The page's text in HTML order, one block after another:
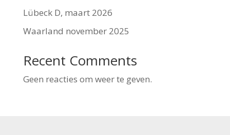
Lübeck D, maart 2026
Waarland november 2025
Recent Comments
Geen reacties om weer te geven.